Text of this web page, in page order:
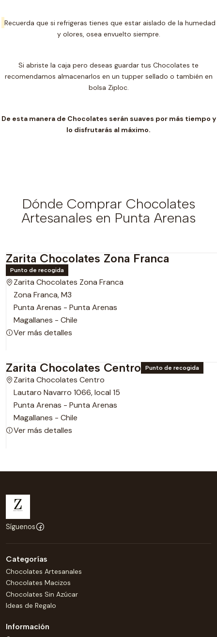
Recuerda que si refrigeras tienes que estar aislado de la humedad
y olores, osea envuelto siempre.
Si abriste la caja pero deseas guardar tus Chocolates te
recomendamos almacenarlos en un tupper sellado o también en
bolsa Ziploc.
De esta manera de Chocolates serán suaves por más tiempo y
lo disfrutarás al máximo.
Dónde Comprar Chocolates
Artesanales en Punta Arenas
Zarita Chocolates Zona Franca
Punto de recogida
Zarita Chocolates Zona Franca
Zona Franca, M3
Punta Arenas - Punta Arenas
Magallanes - Chile
Ver más detalles
Zarita Chocolates Centro Punto de recogida
Zarita Chocolates Centro
Lautaro Navarro 1066, local 15
Punta Arenas - Punta Arenas
Magallanes - Chile
Ver más detalles
Síguenos
Categorías
Chocolates Artesanales
Chocolates Macizos
Chocolates Sin Azúcar
Ideas de Regalo
Información